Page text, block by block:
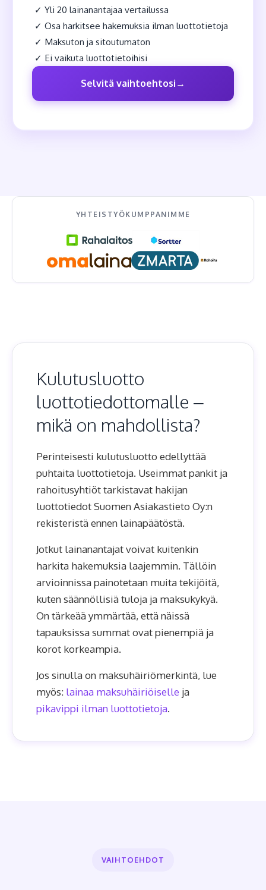
✓ Yli 20 lainanantajaa vertailussa
✓ Osa harkitsee hakemuksia ilman luottotietoja
✓ Maksuton ja sitoutumaton
✓ Ei vaikuta luottotietoihisi
Selvitä vaihtoehtosi
YHTEISTYÖKUMPPANIMME
Kulutusluotto
luottotiedottomalle –
mikä on mahdollista?
Perinteisesti kulutusluotto edellyttää
puhtaita luottotietoja. Useimmat pankit ja
rahoitusyhtiöt tarkistavat hakijan
luottotiedot Suomen Asiakastieto Oy:n
rekisteristä ennen lainapäätöstä.
Jotkut lainanantajat voivat kuitenkin
harkita hakemuksia laajemmin. Tällöin
arvioinnissa painotetaan muita tekijöitä,
kuten säännöllisiä tuloja ja maksukykyä.
On tärkeää ymmärtää, että näissä
tapauksissa summat ovat pienempiä ja
korot korkeampia.
Jos sinulla on maksuhäiriömerkintä, lue
myös: lainaa maksuhäiriöiselle ja
pikavippi ilman luottotietoja.
VAIHTOEHDOT